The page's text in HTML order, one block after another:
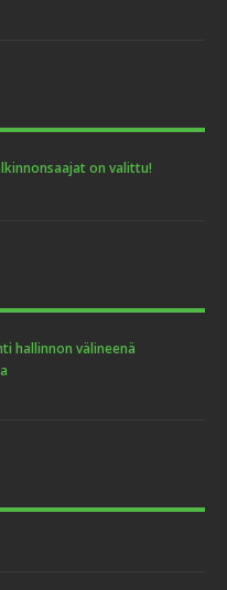
on valittu!
hallinnon välineenä